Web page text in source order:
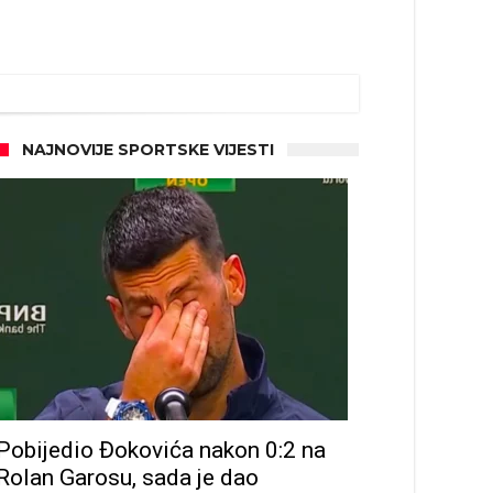
NAJNOVIJE SPORTSKE VIJESTI
Đokovića nakon 0:2 na
Garosu, sada je dao